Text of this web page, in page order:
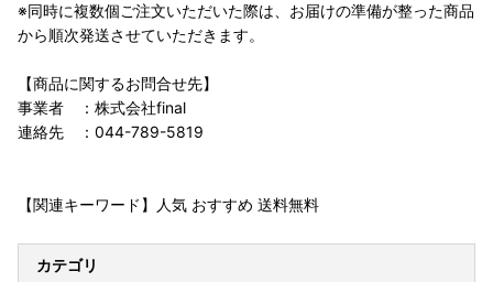
※同時に複数個ご注文いただいた際は、お届けの準備が整った商品
から順次発送させていただきます。
【商品に関するお問合せ先】
事業者 ：株式会社final
連絡先 ：044-789-5819
【関連キーワード】人気 おすすめ 送料無料
カテゴリ